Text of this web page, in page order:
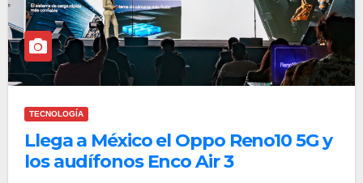
TECNOLOGÍA
Llega a México el Oppo Reno10 5G y
los audífonos Enco Air 3